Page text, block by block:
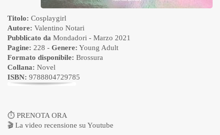
Titolo: Cosplaygirl
Autore: Valentino Notari
Pubblicato da Mondadori - Marzo 2021
Pagine: 228 - Genere: Young Adult
Formato disponibile: Brossura
Collana: Novel
ISBN: 9788804729785
⏱ PRENOTA ORA
🎬 La video recensione su Youtube